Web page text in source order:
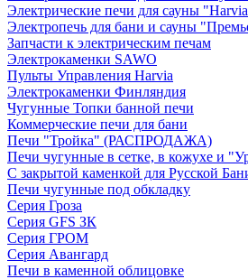
Электрические печи для сауны
Электропечь для бани и сауны
Запчасти к электрическим печам
Электрокаменки SAWO
Пульты Управления Harvia
Электрокаменки Финляндия
Чугунные Топки банной печи
Коммерческие печи для бани
Печи "Тройка" (РАСПРОДАЖА)
Печи чугунные в сетке, в кожухе и
С закрытой каменкой для Русской
Печи чугунные под обкладку
Серия Гроза
Серия GFS ЗК
Серия ГРОМ
Серия Авангард
Печи в каменной облицовке